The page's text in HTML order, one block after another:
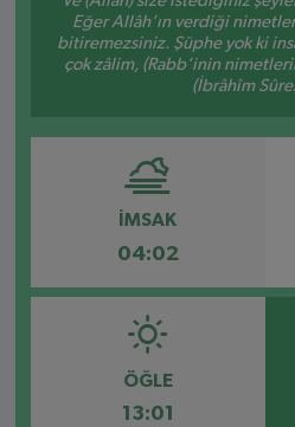
Eğer Allâh’ın verdiği
bitiremezsiniz. Şüphe yok ki
çok zâlim, (Rabb’inin
(İbrâhîm
İMSAK
04:02
ÖĞLE
13:01